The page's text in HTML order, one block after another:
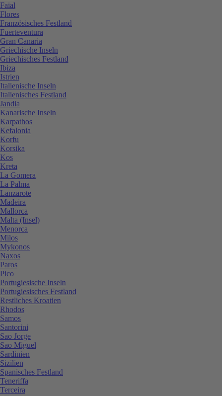
Faial
Flores
Französisches Festland
Fuerteventura
Gran Canaria
Griechische Inseln
Griechisches Festland
Ibiza
Istrien
Italienische Inseln
Italienisches Festland
Jandia
Kanarische Inseln
Karpathos
Kefalonia
Korfu
Korsika
Kos
Kreta
La Gomera
La Palma
Lanzarote
Madeira
Mallorca
Malta (Insel)
Menorca
Milos
Mykonos
Naxos
Paros
Pico
Portugiesische Inseln
Portugiesisches Festland
Restliches Kroatien
Rhodos
Samos
Santorini
Sao Jorge
Sao Miguel
Sardinien
Sizilien
Spanisches Festland
Teneriffa
Terceira